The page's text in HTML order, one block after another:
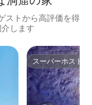
ストから高評価を得
します
スーパーホスト
スーパーホスト